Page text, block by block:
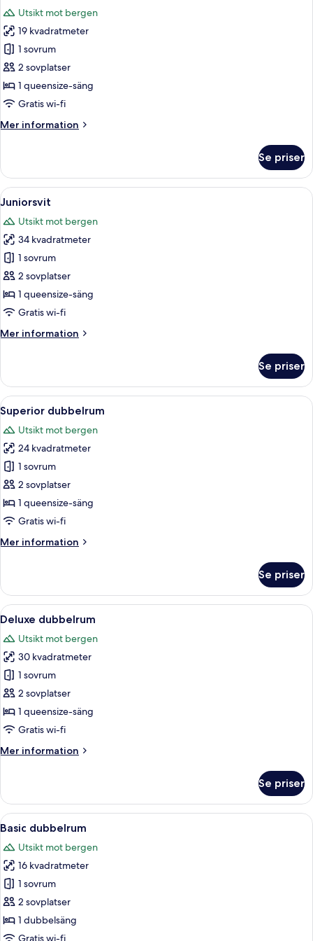
foton
för
Dubbelrum
Utsikt mot bergen
19 kvadratmeter
1 sovrum
2 sovplatser
1 queensize-säng
Gratis wi-fi
Mer information
Mer
Se priser
Öppna
alla
foton
för
Juniorsvit
Ett kompakt hotellrum med en
6
Juniorsvit
Utsikt mot bergen
34 kvadratmeter
1 sovrum
2 sovplatser
1 queensize-säng
Gratis wi-fi
Mer information
Mer
Se priser
Öppna
alla
foton
för
Superior
dubbelrum
Ett hotellrum med en stor säng, en
5
Superior dubbelrum
Utsikt mot bergen
24 kvadratmeter
1 sovrum
2 sovplatser
1 queensize-säng
Gratis wi-fi
Mer information
Mer
dubbelrum
Se priser
Öppna
alla
foton
för
Deluxe
dubbelrum
Ett modernt hotellrum med en stor
4
Deluxe dubbelrum
Utsikt mot bergen
30 kvadratmeter
1 sovrum
2 sovplatser
1 queensize-säng
Gratis wi-fi
Mer information
Mer
dubbelrum
Se priser
Öppna
alla
foton
för
Basic
dubbelrum
Ett sovrum med ett sluttande tak,
4
Basic dubbelrum
Utsikt mot bergen
16 kvadratmeter
1 sovrum
2 sovplatser
1 dubbelsäng
Gratis wi-fi